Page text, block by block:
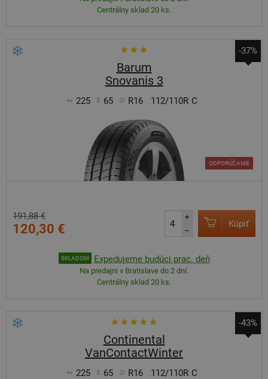
Centrálny sklad 20 ks.
-37%
Barum
Snovanis 3
225 65 R16 112/110R C
ODPORÚČAME
191,88 €
120,30 €
+
–
Kúpiť
SKLADOM Expedujeme budúci prac. deň
Na predajni v Bratislave do 2 dní.
Centrálny sklad 20 ks.
-43%
Continental
VanContactWinter
225 65 R16 112/110R C